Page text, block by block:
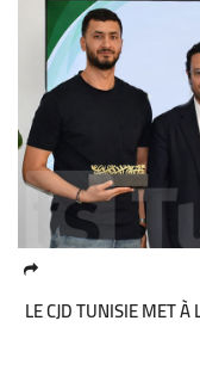
LE CJD TUNISIE MET